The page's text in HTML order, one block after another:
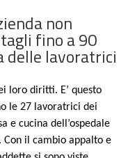
non
fino a 90
delle lavoratrici
loro diritti. E’ questo
le 27 lavoratrici dei
e cucina dell’ospedale
Con il cambio appalto e